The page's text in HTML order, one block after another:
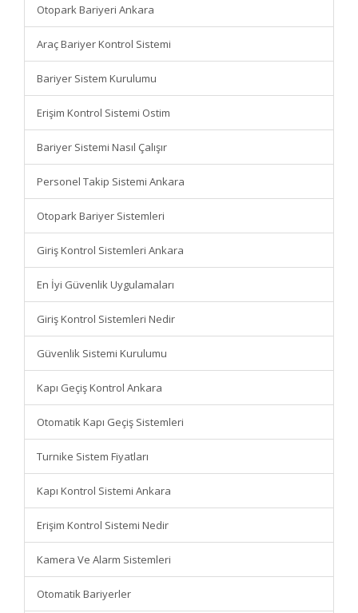
Otopark Bariyeri Ankara
Araç Bariyer Kontrol Sistemi
Bariyer Sistem Kurulumu
Erişim Kontrol Sistemi Ostim
Bariyer Sistemi Nasıl Çalışır
Personel Takip Sistemi Ankara
Otopark Bariyer Sistemleri
Giriş Kontrol Sistemleri Ankara
En İyi Güvenlik Uygulamaları
Giriş Kontrol Sistemleri Nedir
Güvenlik Sistemi Kurulumu
Kapı Geçiş Kontrol Ankara
Otomatik Kapı Geçiş Sistemleri
Turnike Sistem Fiyatları
Kapı Kontrol Sistemi Ankara
Erişim Kontrol Sistemi Nedir
Kamera Ve Alarm Sistemleri
Otomatik Bariyerler